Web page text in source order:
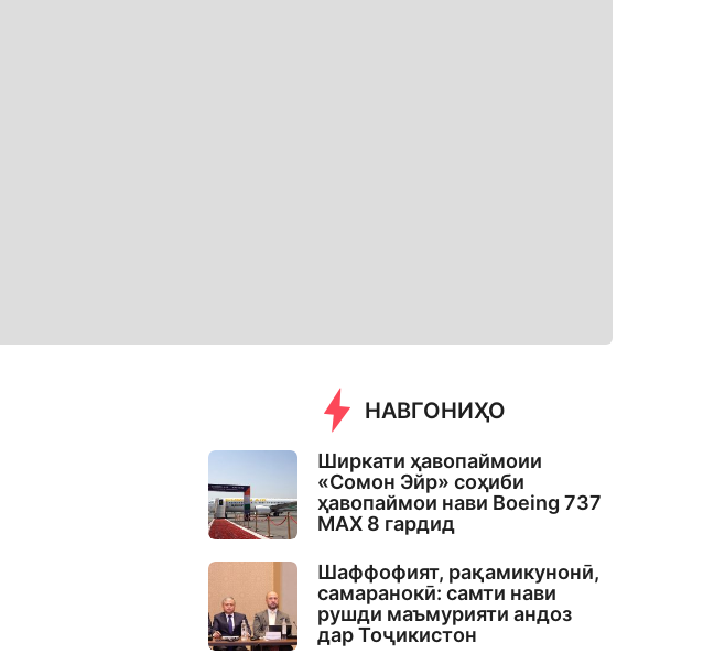
НАВГОНИҲО
Ширкати ҳавопаймоии
«Сомон Эйр» соҳиби
ҳавопаймои нави Boeing 737
MAX 8 гардид
Шаффофият, рақамикунонӣ,
самаранокӣ: самти нави
рушди маъмурияти андоз
дар Тоҷикистон